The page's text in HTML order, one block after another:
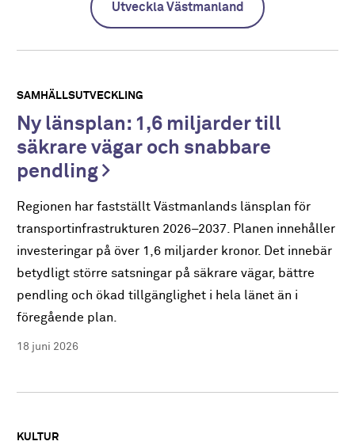
Utveckla Västmanland
SAMHÄLLSUTVECKLING
Ny länsplan: 1,6 miljarder till
säkrare vägar och snabbare
pendling
Regionen har fastställt Västmanlands länsplan för
transportinfrastrukturen 2026–2037. Planen innehåller
investeringar på över 1,6 miljarder kronor. Det innebär
betydligt större satsningar på säkrare vägar, bättre
pendling och ökad tillgänglighet i hela länet än i
föregående plan.
18 juni 2026
KULTUR